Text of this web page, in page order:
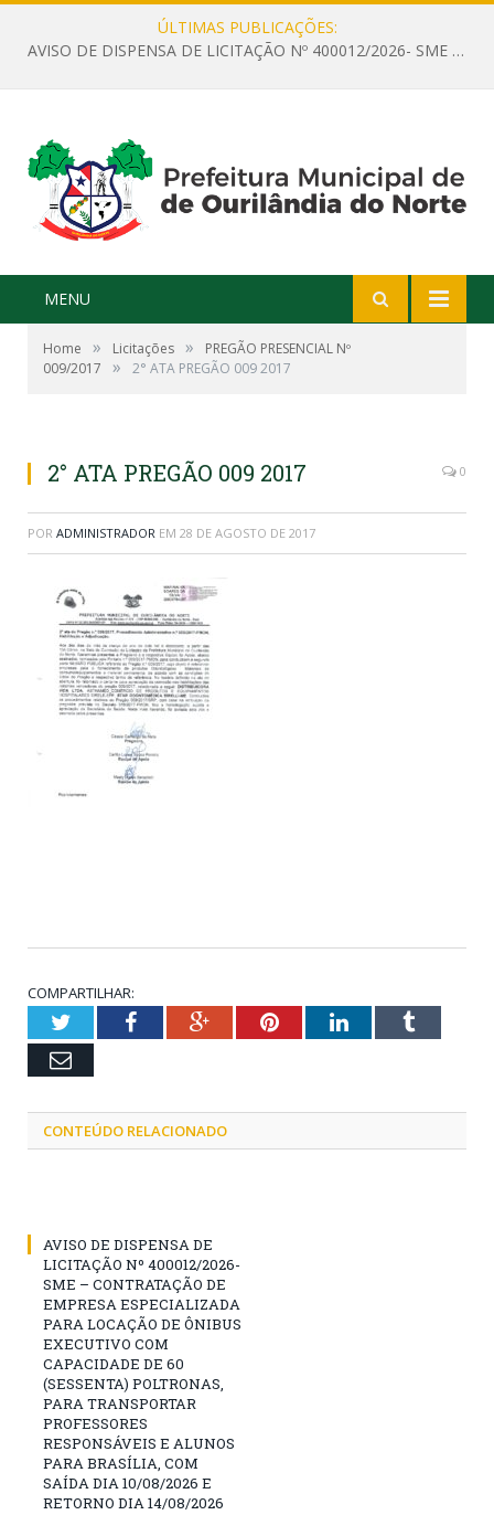
ÚLTIMAS PUBLICAÇÕES:
AVISO DE DISPENSA DE LICITAÇÃO Nº 400012/2026- SME – CONTRATAÇÃO DE EMPRESA ESPECIALIZADA PARA LOCAÇÃO DE ÔNIBUS EXECUTIVO COM CAPACIDADE DE 60 (SESSENTA) POLTRONAS, PARA TRANSPORTAR PROFESSORES RESPONSÁVEIS E ALUNOS PARA BRASÍLIA, COM SAÍDA DIA 10/08/2026 E RETORNO DIA 14/08/2026
MENU
Home » Licitações »
PREGÃO PRESENCIAL Nº
009/2017
» 2° ATA PREGÃO 009 2017
2° ATA PREGÃO 009 2017 0
POR ADMINISTRADOR EM 28 DE AGOSTO DE 2017
COMPARTILHAR:
TwitterFacebookGoogle+PinterestLinkedInTumblr
Email
CONTEÚDO RELACIONADO
AVISO DE DISPENSA DE
LICITAÇÃO Nº 400012/2026-
SME – CONTRATAÇÃO DE
EMPRESA ESPECIALIZADA
PARA LOCAÇÃO DE ÔNIBUS
EXECUTIVO COM
CAPACIDADE DE 60
(SESSENTA) POLTRONAS,
PARA TRANSPORTAR
PROFESSORES
RESPONSÁVEIS E ALUNOS
PARA BRASÍLIA, COM
SAÍDA DIA 10/08/2026 E
RETORNO DIA 14/08/2026